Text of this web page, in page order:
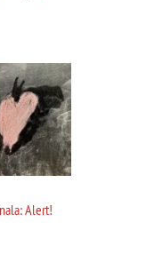
Alert!